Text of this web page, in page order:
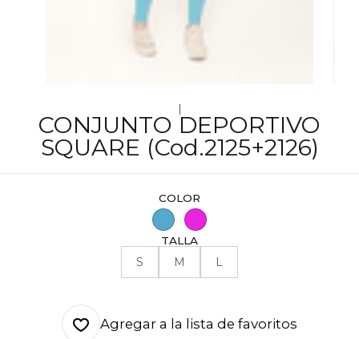
|
CONJUNTO DEPORTIVO
SQUARE (Cod.2125+2126)
COLOR
TALLA
S M L
Agregar a la lista de favoritos